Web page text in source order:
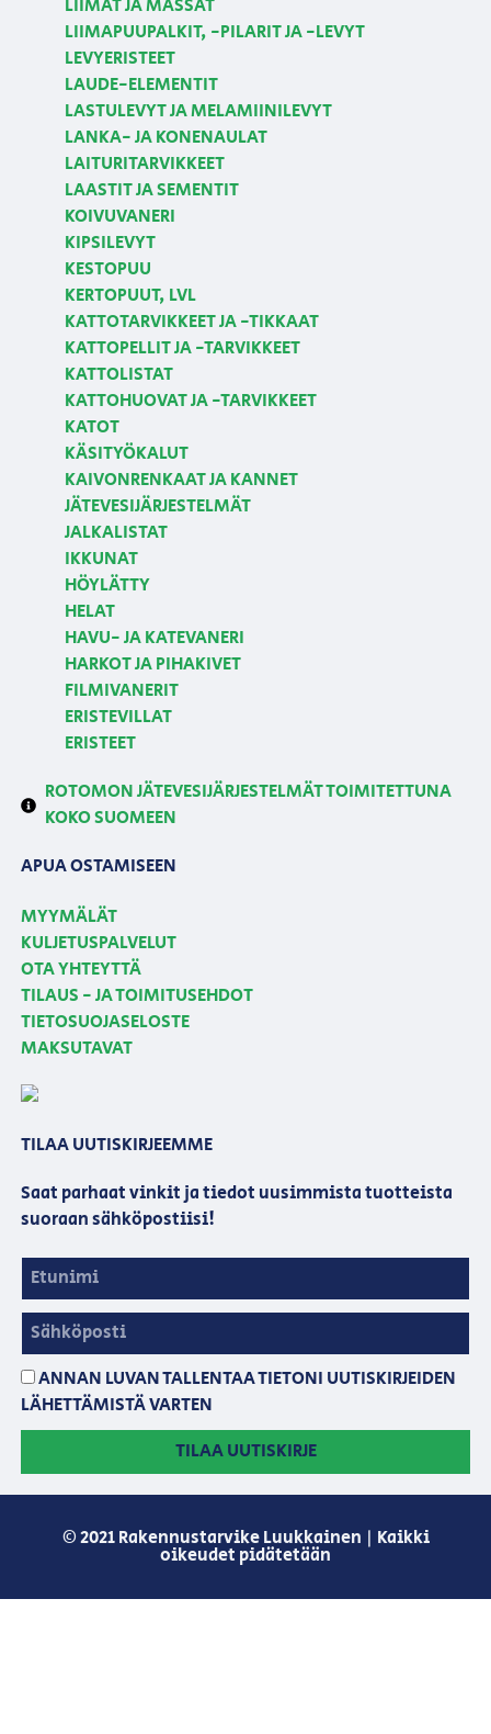
LIIMAT JA MASSAT
LIIMAPUUPALKIT, -PILARIT JA -LEVYT
LEVYERISTEET
LAUDE-ELEMENTIT
LASTULEVYT JA MELAMIINILEVYT
LANKA- JA KONENAULAT
LAITURITARVIKKEET
LAASTIT JA SEMENTIT
KOIVUVANERI
KIPSILEVYT
KESTOPUU
KERTOPUUT, LVL
KATTOTARVIKKEET JA -TIKKAAT
KATTOPELLIT JA -TARVIKKEET
KATTOLISTAT
KATTOHUOVAT JA -TARVIKKEET
KATOT
KÄSITYÖKALUT
KAIVONRENKAAT JA KANNET
JÄTEVESIJÄRJESTELMÄT
JALKALISTAT
IKKUNAT
HÖYLÄTTY
HELAT
HAVU- JA KATEVANERI
HARKOT JA PIHAKIVET
FILMIVANERIT
ERISTEVILLAT
ERISTEET
ROTOMON JÄTEVESIJÄRJESTELMÄT TOIMITETTUNA
KOKO SUOMEEN
APUA OSTAMISEEN
MYYMÄLÄT
KULJETUSPALVELUT
OTA YHTEYTTÄ
TILAUS - JA TOIMITUSEHDOT
TIETOSUOJASELOSTE
MAKSUTAVAT
TILAA UUTISKIRJEEMME
Saat parhaat vinkit ja tiedot uusimmista tuotteista
suoraan sähköpostiisi!
ANNAN LUVAN TALLENTAA TIETONI UUTISKIRJEIDEN
LÄHETTÄMISTÄ VARTEN
TILAA UUTISKIRJE
© 2021 Rakennustarvike Luukkainen | Kaikki
oikeudet pidätetään